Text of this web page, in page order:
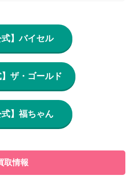
式】バイセル
】ザ・ゴールド
式】福ちゃん
取情報